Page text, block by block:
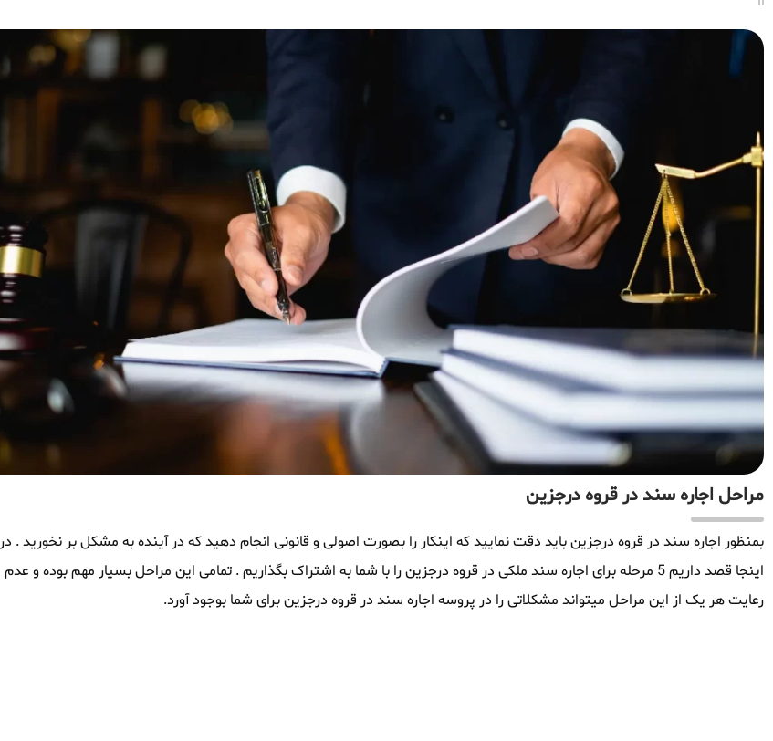
مراحل اجاره سند در قروه درجزین
بمنظور اجاره سند در قروه درجزین باید دقت نمایید که اینکار را بصورت اصولی و قانونی انجام دهید که در آینده به مشکل بر نخورید . در
اینجا قصد داریم 5 مرحله برای اجاره سند ملکی در قروه درجزین را با شما به اشتراک بگذاریم . تمامی این مراحل بسیار مهم بوده و عدم
رعایت هر یک از این مراحل میتواند مشکلاتی را در پروسه اجاره سند در قروه درجزین برای شما بوجود آورد.